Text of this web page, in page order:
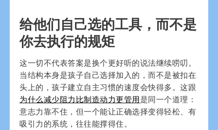
给他们自己选的工具，而不是
你去执行的规矩
这一切不代表答案是换个更好听的说法继续唠叨。
当结构本身是孩子自己选择加入的，而不是被扣在
头上的，孩子建立自主习惯的速度会快得多。这跟
为什么减少阻力比制造动力更管用是同一个道理：
意志力靠不住，但一个能让正确选择变得轻松、有
吸引力的系统，往往能撑得住。